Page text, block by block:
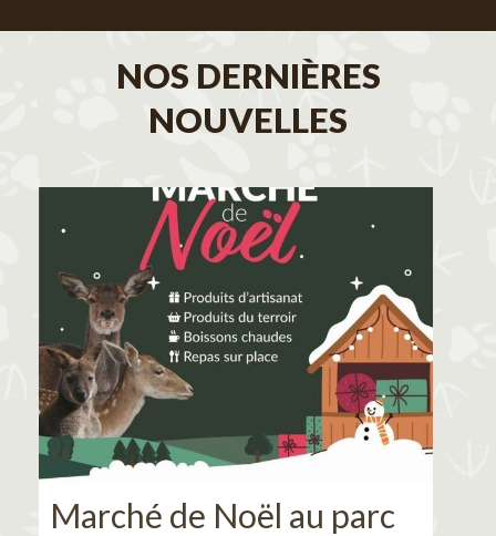
NOS DERNIÈRES
NOUVELLES
Marché de Noël au parc